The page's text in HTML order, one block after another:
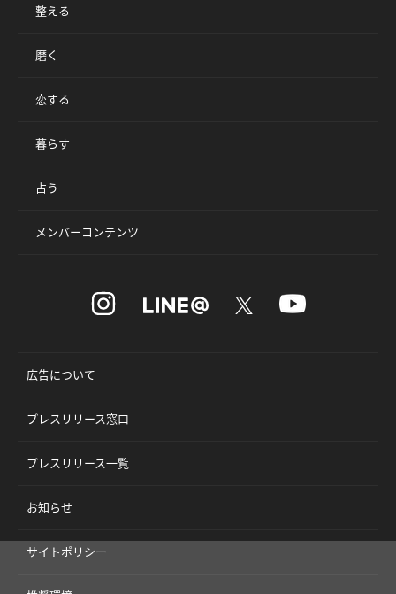
整える
磨く
恋する
暮らす
占う
メンバーコンテンツ
広告について
プレスリリース窓口
プレスリリース一覧
お知らせ
サイトポリシー